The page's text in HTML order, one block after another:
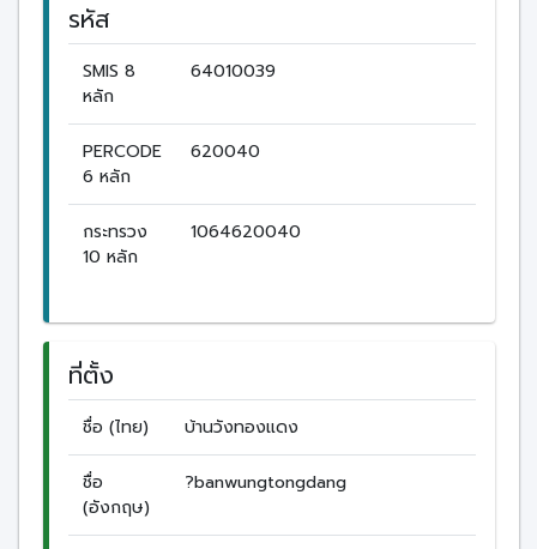
รหัส
SMIS 8
หลัก
64010039
PERCODE
6 หลัก
620040
กระทรวง
10 หลัก
1064620040
ที่ตั้ง
ชื่อ (ไทย) บ้านวังทองแดง
ชื่อ
(อังกฤษ)
?banwungtongdang